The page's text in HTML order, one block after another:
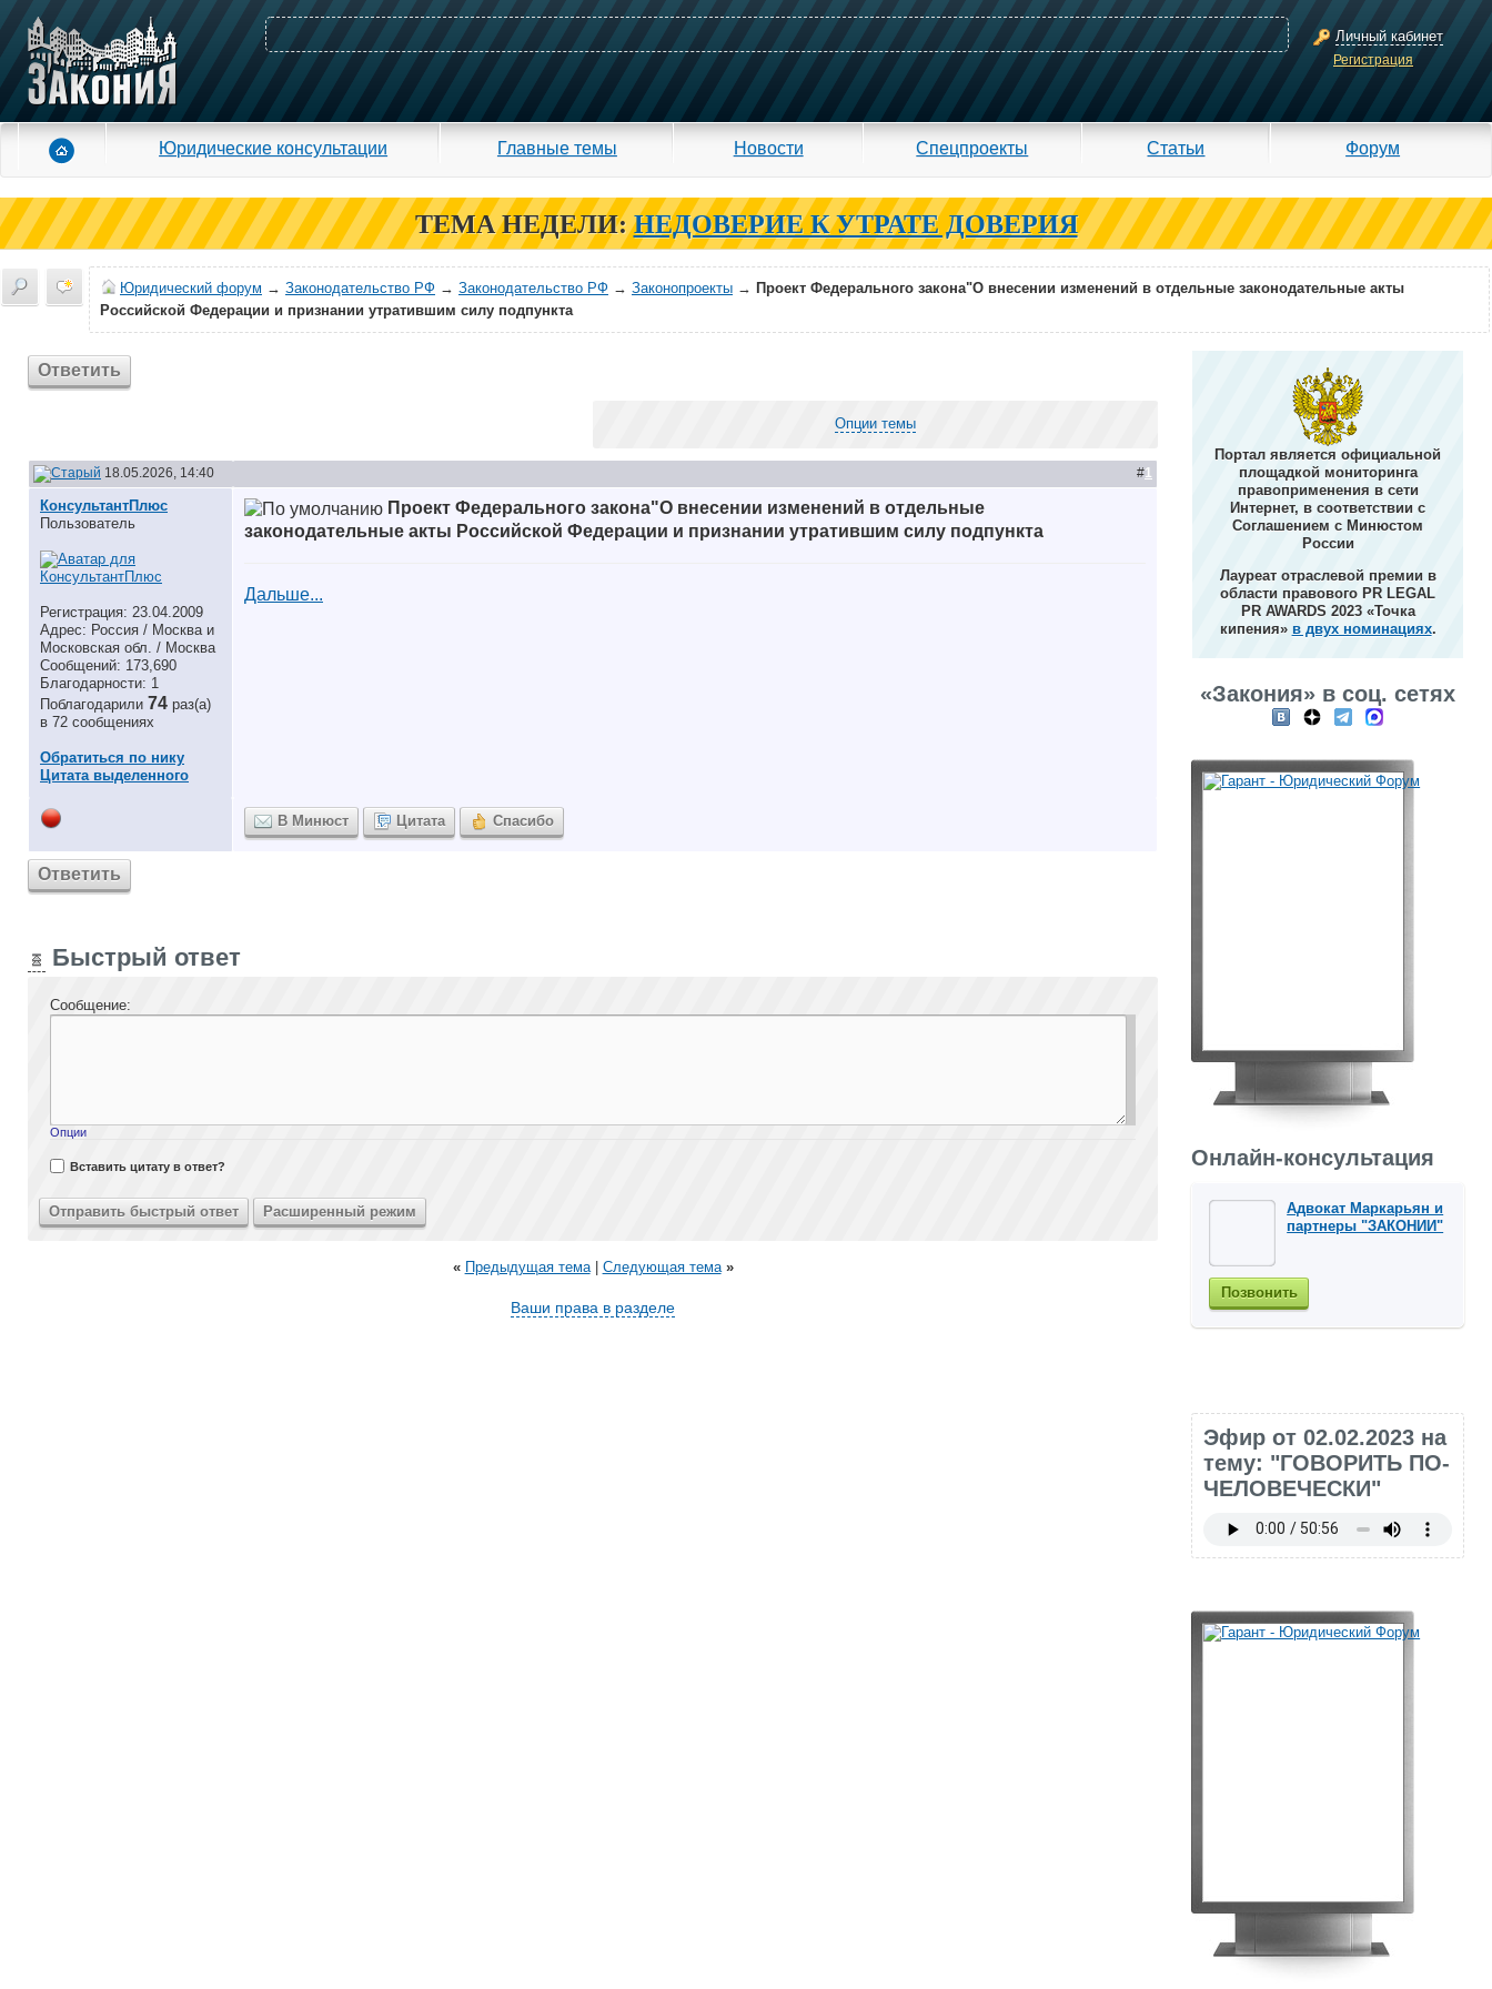
Личный кабинет
Регистрация
Юридические консультации Главные темы Новости Спецпроекты Статьи Форум
ТЕМА НЕДЕЛИ: НЕДОВЕРИЕ К УТРАТЕ ДОВЕРИЯ
Юридический форум → Законодательство РФ → Законодательство РФ → Законопроекты → Проект Федерального закона"О внесении изменений в отдельные законодательные акты
Российской Федерации и признании утратившим силу подпункта
Ответить
Опции темы
18.05.2026, 14:40 #1
КонсультантПлюс
Пользователь
Регистрация: 23.04.2009
Адрес: Россия / Москва и
Московская обл. / Москва
Сообщений: 173,690
Благодарности: 1
Поблагодарили 74 раз(а)
в 72 сообщениях
Обратиться по нику
Цитата выделенного
Проект Федерального закона"О внесении изменений в отдельные
законодательные акты Российской Федерации и признании утратившим силу подпункта
Дальше...
В Минюст Цитата Спасибо
Ответить
Быстрый ответ
Сообщение:
Опции
Вставить цитату в ответ?
« Предыдущая тема| Следующая тема »
Ваши права в разделе
Портал является официальной
площадкой мониторинга
правоприменения в сети
Интернет, в соответствии с
Соглашением с Минюстом
России
Лауреат отраслевой премии в
области правового PR LEGAL
PR AWARDS 2023 «Точка
кипения» в двух номинациях.
«Закония» в соц. сетях
Онлайн-консультация
Адвокат Маркарьян и
партнеры "ЗАКОНИИ"
Позвонить
Эфир от 02.02.2023 на
тему: "ГОВОРИТЬ ПО-
ЧЕЛОВЕЧЕСКИ"